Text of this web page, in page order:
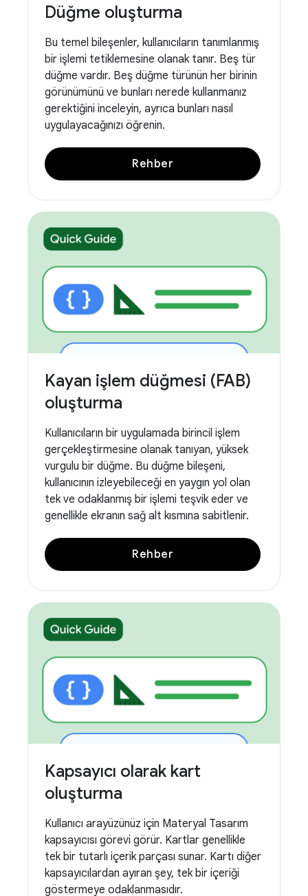
Düğme oluşturma
Bu temel bileşenler, kullanıcıların tanımlanmış
bir işlemi tetiklemesine olanak tanır. Beş tür
düğme vardır. Beş düğme türünün her birinin
görünümünü ve bunları nerede kullanmanız
gerektiğini inceleyin, ayrıca bunları nasıl
uygulayacağınızı öğrenin.
Rehber
Kayan işlem düğmesi (FAB)
oluşturma
Kullanıcıların bir uygulamada birincil işlem
gerçekleştirmesine olanak tanıyan, yüksek
vurgulu bir düğme. Bu düğme bileşeni,
kullanıcının izleyebileceği en yaygın yol olan
tek ve odaklanmış bir işlemi teşvik eder ve
genellikle ekranın sağ alt kısmına sabitlenir.
Rehber
Kapsayıcı olarak kart
oluşturma
Kullanıcı arayüzünüz için Materyal Tasarım
kapsayıcısı görevi görür. Kartlar genellikle
tek bir tutarlı içerik parçası sunar. Kartı diğer
kapsayıcılardan ayıran şey, tek bir içeriği
göstermeye odaklanmasıdır.